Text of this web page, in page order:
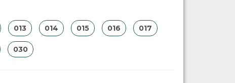
013 014 015 016 017
030